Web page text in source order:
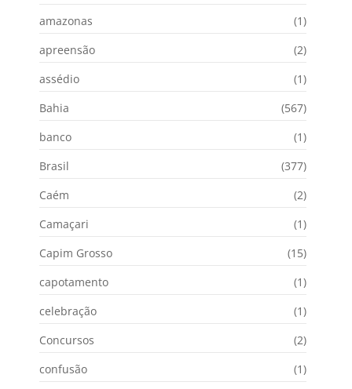
amazonas
(1)
apreensão
(2)
assédio
(1)
Bahia
(567)
banco
(1)
Brasil
(377)
Caém
(2)
Camaçari
(1)
Capim Grosso
(15)
capotamento
(1)
celebração
(1)
Concursos
(2)
confusão
(1)